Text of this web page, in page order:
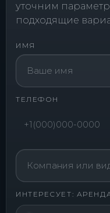
уточним
подходящие
ИМЯ
ТЕЛЕФОН
ИНТЕРЕСУЕТ: